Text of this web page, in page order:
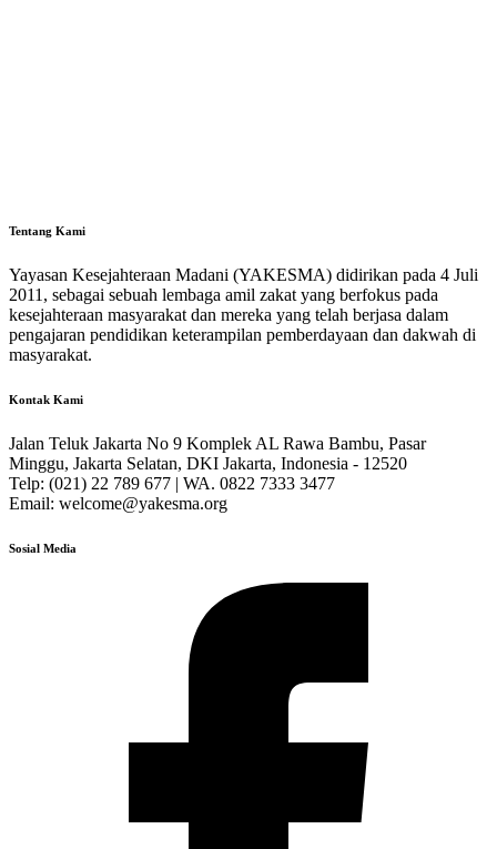
Tentang Kami
Yayasan Kesejahteraan Madani (YAKESMA) didirikan pada 4 Juli
2011, sebagai sebuah lembaga amil zakat yang berfokus pada
kesejahteraan masyarakat dan mereka yang telah berjasa dalam
pengajaran pendidikan keterampilan pemberdayaan dan dakwah di
masyarakat.
Kontak Kami
Jalan Teluk Jakarta No 9 Komplek AL Rawa Bambu, Pasar
Minggu, Jakarta Selatan, DKI Jakarta, Indonesia - 12520
Telp: (021) 22 789 677 | WA. 0822 7333 3477
Email: welcome@yakesma.org
Sosial Media